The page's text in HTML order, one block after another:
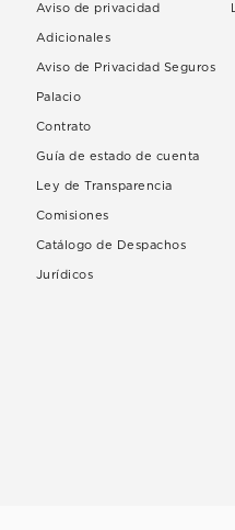
Aviso de privacidad
Adicionales
Aviso de Privacidad Seguros
Palacio
Contrato
Guía de estado de cuenta
Ley de Transparencia
Comisiones
Catálogo de Despachos
Jurídicos